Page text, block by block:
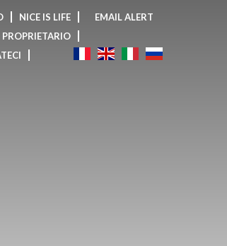
NICE IS LIFE
PROPRIETARIO
EMAIL ALERT